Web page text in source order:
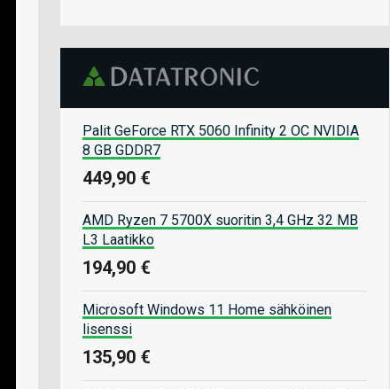
Palit GeForce RTX 5060 Infinity 2 OC NVIDIA
8 GB GDDR7
449,90 €
AMD Ryzen 7 5700X suoritin 3,4 GHz 32 MB
L3 Laatikko
194,90 €
Microsoft Windows 11 Home sähköinen
lisenssi
135,90 €